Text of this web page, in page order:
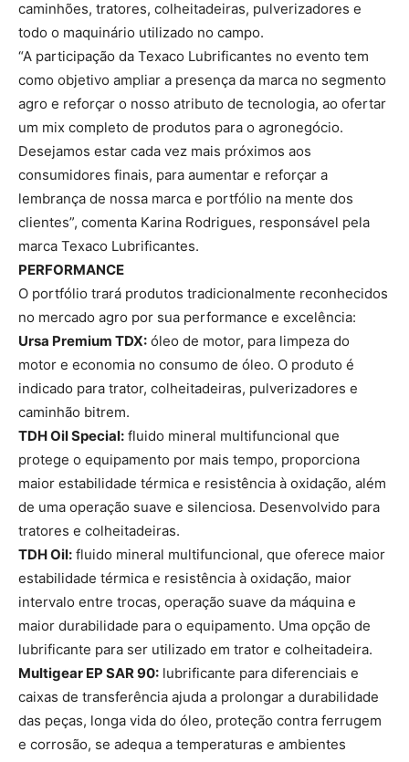
caminhões, tratores, colheitadeiras, pulverizadores e
todo o maquinário utilizado no campo.
“A participação da Texaco Lubrificantes no evento tem
como objetivo ampliar a presença da marca no segmento
agro e reforçar o nosso atributo de tecnologia, ao ofertar
um mix completo de produtos para o agronegócio.
Desejamos estar cada vez mais próximos aos
consumidores finais, para aumentar e reforçar a
lembrança de nossa marca e portfólio na mente dos
clientes”, comenta Karina Rodrigues, responsável pela
marca Texaco Lubrificantes.
PERFORMANCE
O portfólio trará produtos tradicionalmente reconhecidos
no mercado agro por sua performance e excelência:
Ursa Premium TDX: óleo de motor, para limpeza do
motor e economia no consumo de óleo. O produto é
indicado para trator, colheitadeiras, pulverizadores e
caminhão bitrem.
TDH Oil Special: fluido mineral multifuncional que
protege o equipamento por mais tempo, proporciona
maior estabilidade térmica e resistência à oxidação, além
de uma operação suave e silenciosa. Desenvolvido para
tratores e colheitadeiras.
TDH Oil: fluido mineral multifuncional, que oferece maior
estabilidade térmica e resistência à oxidação, maior
intervalo entre trocas, operação suave da máquina e
maior durabilidade para o equipamento. Uma opção de
lubrificante para ser utilizado em trator e colheitadeira.
Multigear EP SAR 90: lubrificante para diferenciais e
caixas de transferência ajuda a prolongar a durabilidade
das peças, longa vida do óleo, proteção contra ferrugem
e corrosão, se adequa a temperaturas e ambientes